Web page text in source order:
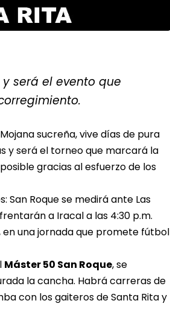
será el evento que
sucreña, vive días de pura
y será el torneo que marcará la
gracias al esfuerzo de los
San Roque se medirá ante Las
a Iracal a las 4:30 p.m.
en una jornada que promete fútbol
Máster 50 San Roque, se
la cancha. Habrá carreras de
con los gaiteros de Santa Rita y